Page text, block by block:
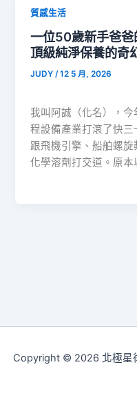
質感生活
一位50歲新手爸爸
頂級純淨保養的奇
JUDY /12 5 月, 2026
我叫阿誠（化名），
程設備產業打滾了快
跟飛機引擎、船舶螺
化學溶劑打交道。原
Copyright © 2026 北極星